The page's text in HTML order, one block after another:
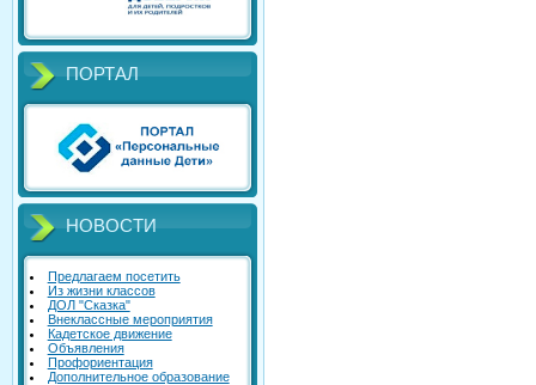
ПОРТАЛ
НОВОСТИ
Предлагаем посетить
Из жизни классов
ДОЛ "Сказка"
Внеклассные мероприятия
Кадетское движение
Объявления
Профориентация
Дополнительное образование